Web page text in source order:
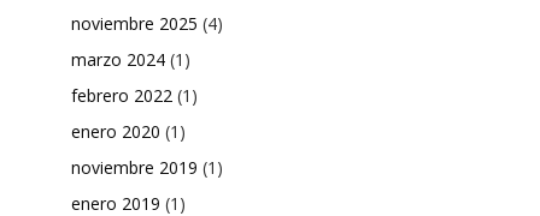
noviembre 2025 (4)
marzo 2024 (1)
febrero 2022 (1)
enero 2020 (1)
noviembre 2019 (1)
enero 2019 (1)